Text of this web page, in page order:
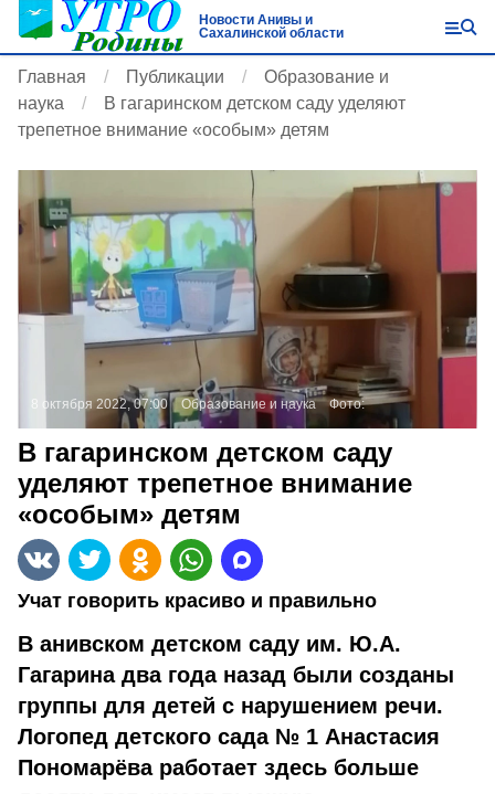
Новости Анивы и
Сахалинской области
Главная Публикации
Образование и
наука
В гагаринском детском саду уделяют
трепетное внимание «особым» детям
8 октября 2022, 07:00 Образование и наука Фото:
В гагаринском детском саду
уделяют трепетное внимание
«особым» детям
Учат говорить красиво и правильно
В анивском детском саду им. Ю.А.
Гагарина два года назад были созданы
группы для детей с нарушением речи.
Логопед детского сада № 1 Анастасия
Пономарёва работает здесь больше